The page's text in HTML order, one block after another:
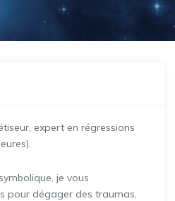
expert en régressions
je vous
pour dégager des traumas,